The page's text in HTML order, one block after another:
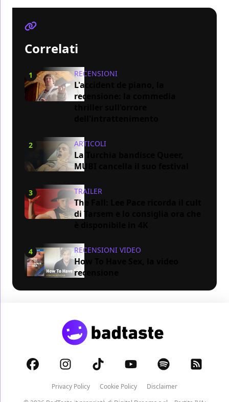
Correlati
1 RECENSIONI
L'accident de piano, la
recensione: la commedia
2 ARTICOLI
La Turchia bandisce Queer,
MUBI cancella il suo festival
3 TRAILER
The Fall: Lee Pace ricorda il cult
di Tarsem e lo consiglia ora che
4 RECENSIONI VIDEO
How To Have Sex, la video
recensione
Privacy Policy Cookie Policy
Disclaimer